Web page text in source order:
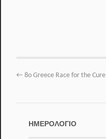
← 8ο Greece Race for the Cure
ΗΜΕΡΟΛΌΓΙΟ